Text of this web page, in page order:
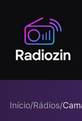
Início/Rádios/